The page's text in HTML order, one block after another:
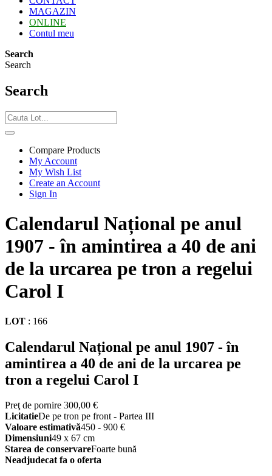
MAGAZIN
ONLINE
Contul meu
Search
Search
Search
Compare Products
My Account
My Wish List
Create an Account
Sign In
Calendarul Național pe anul
1907 - în amintirea a 40 de ani
de la urcarea pe tron a regelui
Carol I
LOT : 166
Calendarul Național pe anul 1907 - în
amintirea a 40 de ani de la urcarea pe
tron a regelui Carol I
Preţ de pornire 300,00 €
LicitatieDe pe tron pe front - Partea III
Valoare estimativă450 - 900 €
Dimensiuni49 x 67 cm
Starea de conservareFoarte bună
Neadjudecat fa o oferta